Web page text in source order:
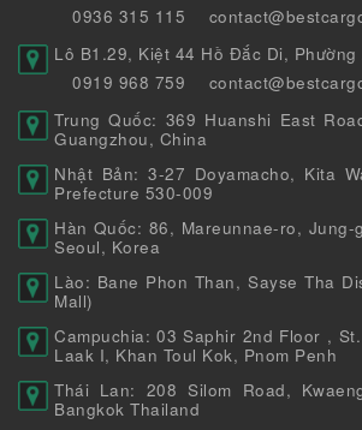
0936 315 115
Lô B1.29, Kiệt 44 Hồ Đắc Di, Phường
0919 968 759
Trung Quốc: 369 Huanshi East
Guangzhou, China
Nhật Bản: 3-27 Doyamacho, Kita
Prefecture 530-009
Hàn Quốc: 86, Mareunnae-ro,
Seoul, Korea
Lào: Bane Phon Than, Sayse Tha
Mall)
Campuchia: 03 Saphir 2nd Floor ,
Laak I, Khan Toul Kok, Pnom Penh
Thái Lan: 208 Silom Road,
Bangkok Thailand